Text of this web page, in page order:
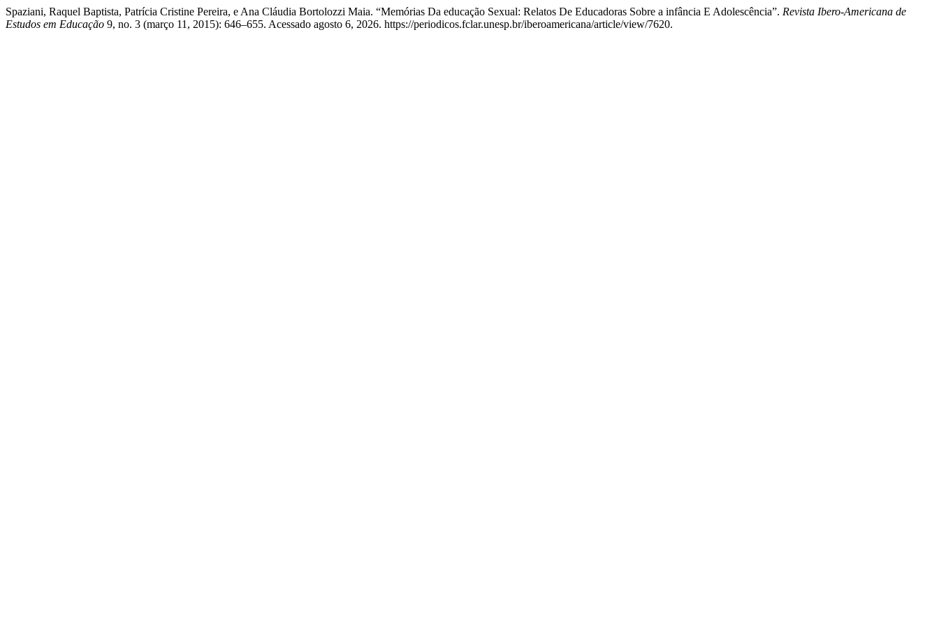
Spaziani, Raquel Baptista, Patrícia Cristine Pereira, e Ana Cláudia Bortolozzi Maia. “Memórias Da educação Sexual: Relatos De Educadoras Sobre a infância E Adolescência”. Revista Ibero-Americana de
Estudos em Educação 9, no. 3 (março 11, 2015): 646–655. Acessado agosto 6, 2026. https://periodicos.fclar.unesp.br/iberoamericana/article/view/7620.